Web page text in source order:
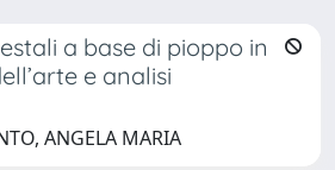
a base di pioppo in
e analisi
ANGELA MARIA